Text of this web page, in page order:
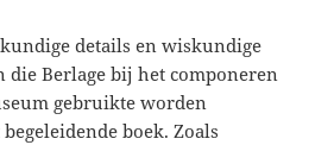
details en wiskundige
die Berlage bij het componeren
gebruikte worden
boek. Zoals